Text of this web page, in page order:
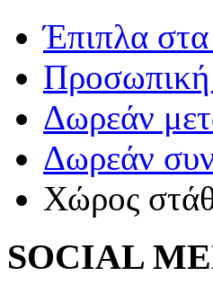
Έπιπλα
Προσωπική
Δωρεάν
Δωρεάν
Χώρος
SOCIAL